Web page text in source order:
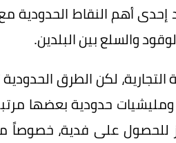
أهم النقاط الحدودية
والسلع بين البلدين.
لكن الطرق
حدودية بعضها
للحصول على فدية،